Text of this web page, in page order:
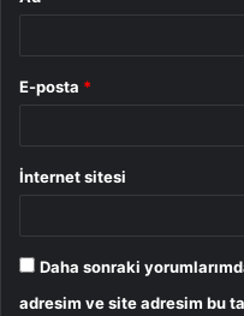
E-posta *
İnternet sitesi
Daha sonraki
adresim ve site adresim bu